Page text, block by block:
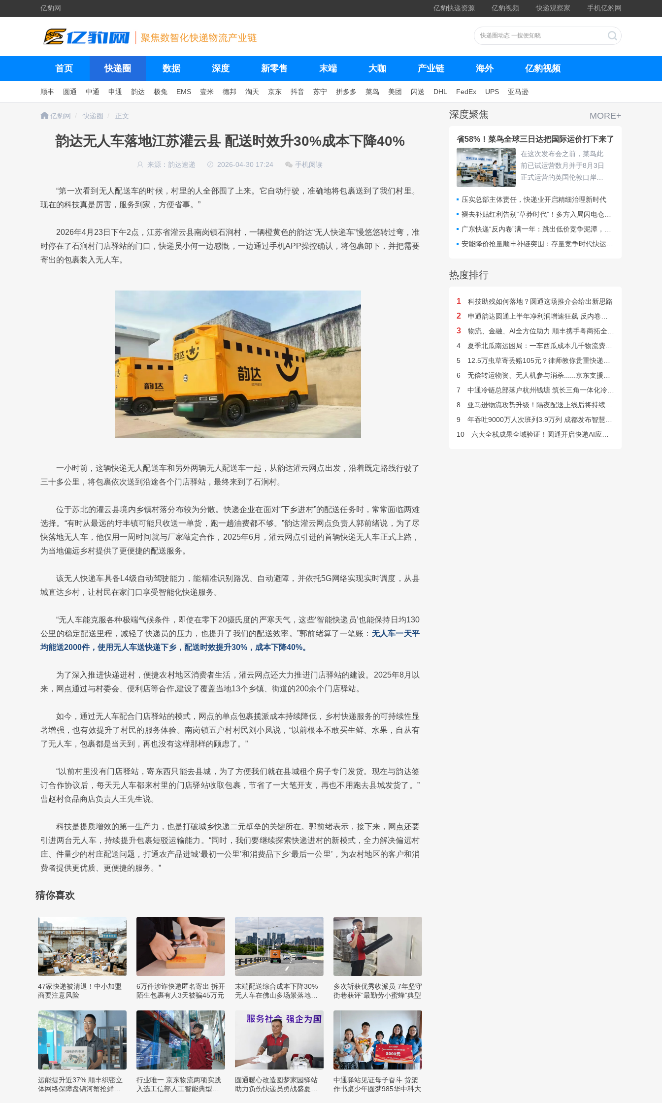
亿豹网 亿豹快递资源 亿豹视频 快递观察家 手机亿豹网
首页 快递圈 数据 深度 新零售 末端 大咖 产业链 海外 亿豹视频
顺丰 圆通 中通 申通 韵达 极兔 EMS 壹米 德邦 淘天 京东 抖音 苏宁 拼多多 菜鸟 美团 闪送 DHL FedEx UPS 亚马逊
亿豹网 快递圈 正文
韵达无人车落地江苏灌云县 配送时效升30%成本下降40%
来源：韵达速递 2026-04-30 17:24 手机阅读
“第一次看到无人配送车的时候，村里的人全部围了上来。它自动行驶，准确地将包裹送到了我们村里。
现在的科技真是厉害，服务到家，方便省事。”
2026年4月23日下午2点，江苏省灌云县南岗镇石涧村，一辆橙黄色的韵达“无人快递车”慢悠悠转过弯，准
时停在了石涧村门店驿站的门口，快递员小何一边感慨，一边通过手机APP操控确认，将包裹卸下，并把需要
寄出的包裹装入无人车。
一小时前，这辆快递无人配送车和另外两辆无人配送车一起，从韵达灌云网点出发，沿着既定路线行驶了
三十多公里，将包裹依次送到沿途各个门店驿站，最终来到了石涧村。
位于苏北的灌云县境内乡镇村落分布较为分散。快递企业在面对“下乡进村”的配送任务时，常常面临两难
选择。“有时从最远的圩丰镇可能只收送一单货，跑一趟油费都不够。”韵达灌云网点负责人郭前绪说，为了尽
快落地无人车，他仅用一周时间就与厂家敲定合作，2025年6月，灌云网点引进的首辆快递无人车正式上路，
为当地偏远乡村提供了更便捷的配送服务。
该无人快递车具备L4级自动驾驶能力，能精准识别路况、自动避障，并依托5G网络实现实时调度，从县
城直达乡村，让村民在家门口享受智能化快递服务。
“无人车能克服各种极端气候条件，即使在零下20摄氏度的严寒天气，这些‘智能快递员’也能保持日均130
公里的稳定配送里程，减轻了快递员的压力，也提升了我们的配送效率。”郭前绪算了一笔账： 无人车一天平
均能送2000件，使用无人车送快递下乡，配送时效提升30%，成本下降40%。
为了深入推进快递进村，便捷农村地区消费者生活，灌云网点还大力推进门店驿站的建设。2025年8月以
来，网点通过与村委会、便利店等合作,建设了覆盖当地13个乡镇、街道的200余个门店驿站。
如今，通过无人车配合门店驿站的模式，网点的单点包裹揽派成本持续降低，乡村快递服务的可持续性显
著增强，也有效提升了村民的服务体验。南岗镇五户村村民刘小凤说，“以前根本不敢买生鲜、水果，自从有
了无人车，包裹都是当天到，再也没有这样那样的顾虑了。”
“以前村里没有门店驿站，寄东西只能去县城，为了方便我们就在县城租个房子专门发货。现在与韵达签
订合作协议后，每天无人车都来村里的门店驿站收取包裹，节省了一大笔开支，再也不用跑去县城发货了。”
曹赵村食品商店负责人王先生说。
科技是提质增效的第一生产力，也是打破城乡快递二元壁垒的关键所在。郭前绪表示，接下来，网点还要
引进两台无人车，持续提升包裹短驳运输能力。“同时，我们要继续探索快递进村的新模式，全力解决偏远村
庄、件量少的村庄配送问题，打通农产品进城‘最初一公里’和消费品下乡‘最后一公里’，为农村地区的客户和消
费者提供更优质、更便捷的服务。”
猜你喜欢
47家快递被清退！中小加盟
商要注意风险
6万件涉诈快递匿名寄出 拆开
陌生包裹有人3天被骗45万元
末端配送综合成本下降30%
无人车在佛山多场景落地应
多次斩获优秀收派员 7年坚守
街巷获评“最勤劳小蜜蜂”典型
运能提升近37% 顺丰织密立
体网络保障盘锦河蟹抢鲜出
行业唯一 京东物流两项实践
入选工信部人工智能典型案
圆通暖心改造圆梦家园驿站
助力负伤快递员勇战盛夏酷
中通驿站见证母子奋斗 货架
作书桌少年圆梦985华中科大
MORE+
深度聚焦
省58%！菜鸟全球三日达把国际运价打下来了
在这次发布会之前，菜鸟此
前已试运营数月并于8月3日
正式运营的英国伦敦口岸
清关、查验、末端派送收拢
进同一套体系，包裹落地后
最快24小时完成末端派送。
压实总部主体责任，快递业开启精细治理新时代
热度排行
1 科技助残如何落地？圆通这场推介会给出新思路
2 申通韵达圆通上半年净利润增速狂飙 反内卷效果显现
3
物流、金融、AI全方位助力 顺丰携手粤商拓全球市场
4
夏季北瓜南运困局：一车西瓜成本几千物流费上万谁来解？
5
12.5万虫草寄丢赔105元？律师教你贵重快递丢失如何维权
6
无偿转运物资、无人机参与消杀......京东支援广西灾后重建
7
中通冷链总部落户杭州钱塘 筑长三角一体化冷链中枢基地
8
亚马逊物流攻势升级！隔夜配送上线后将持续挤压快递巨头
9
年吞吐9000万人次班列3.9万列 成都发布智慧物流“双清单”
10
六大全栈成果全域验证！圆通开启快递AI应用规模化落地